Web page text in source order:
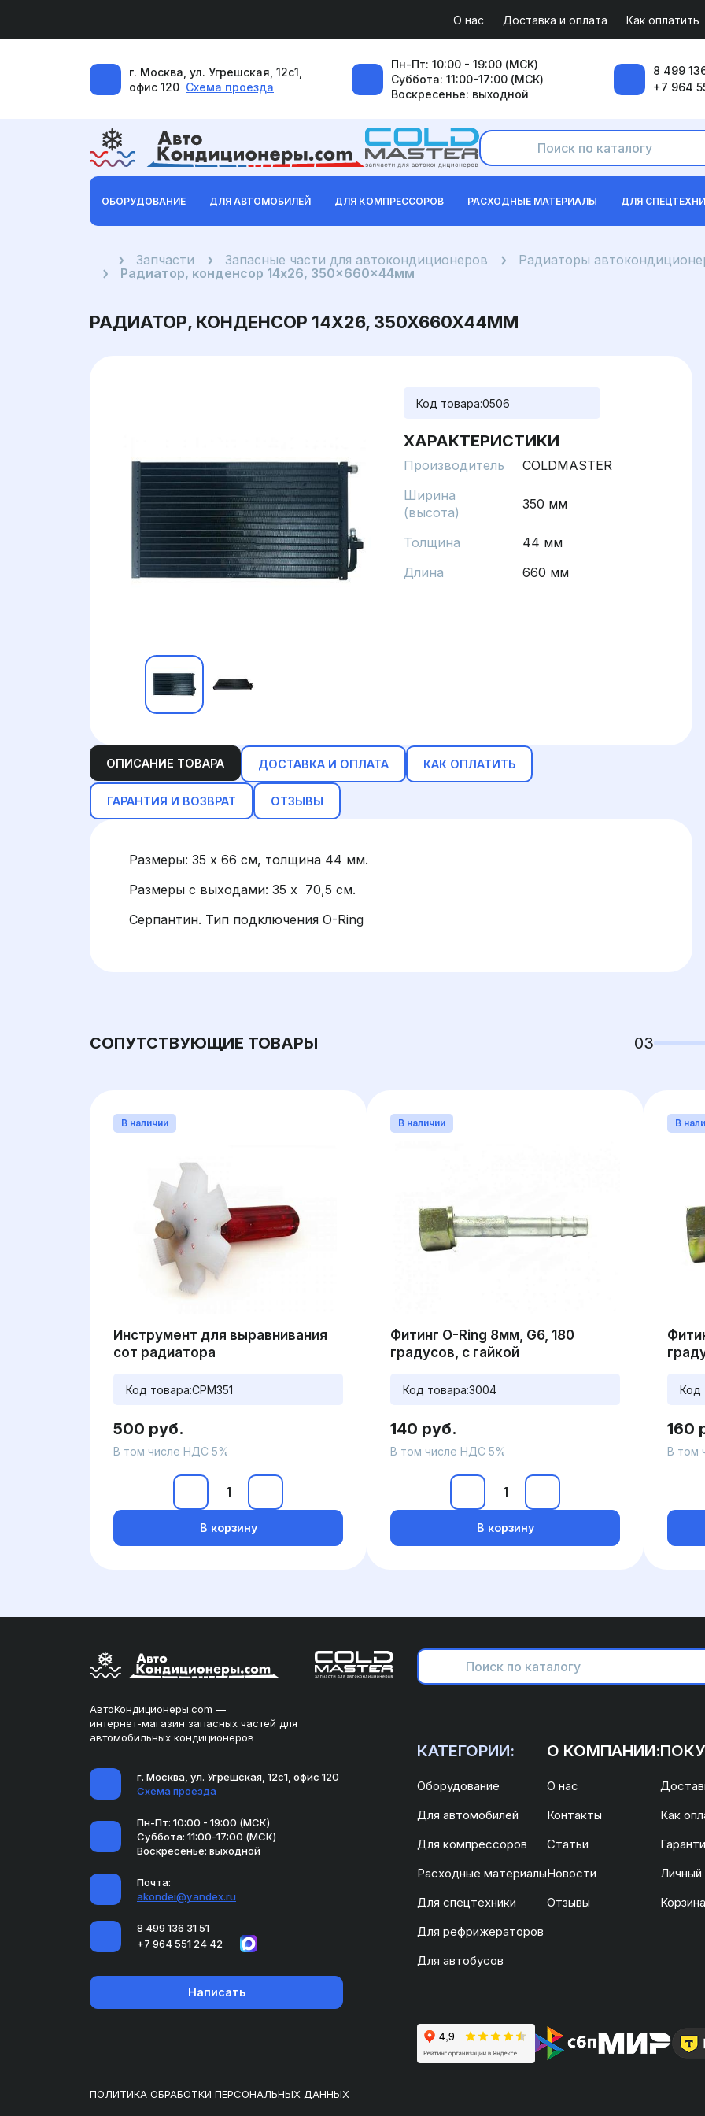
О нас Доставка и оплата Как оплатить
г. Москва, ул. Угрешская, 12с1,
офис 120 Схема проезда
Пн-Пт: 10:00 - 19:00 (МСК)
Суббота: 11:00-17:00 (МСК)
Воскресенье: выходной
8 499
+7 964
ОБОРУДОВАНИЕ ДЛЯ АВТОМОБИЛЕЙ ДЛЯ КОМПРЕССОРОВ РАСХОДНЫЕ МАТЕРИАЛЫ ДЛЯ
ГлавнаяЗапчасти Запасные части для автокондиционеров
Радиаторы
Радиатор, конденсор 14x26, 350x660x44мм
РАДИАТОР, КОНДЕНСОР 14X26, 350X660X44ММ
Код товара:0506
ХАРАКТЕРИСТИКИ
Производитель
COLDMASTER
Ширина
(высота)
350 мм
Толщина
44 мм
Длина
660 мм
ОПИСАНИЕ ТОВАРА ДОСТАВКА И ОПЛАТА КАК ОПЛАТИТЬ
ГАРАНТИЯ И ВОЗВРАТ ОТЗЫВЫ
Размеры: 35 х 66 см, толщина 44 мм.
Размеры с выходами: 35 х 70,5 см.
Серпантин. Тип подключения O-Ring
СОПУТСТВУЮЩИЕ ТОВАРЫ 03
В наличии
Инструмент для выравнивания
сот радиатора
Код товара:CPM351
500 руб.
В том числе НДС 5%
В корзину
В наличии
Фитинг O-Ring 8мм, G6, 180
градусов, с гайкой
Код товара:3004
140 руб.
В том числе НДС 5%
В корзину
В
Код
160
В том
АвтоКондиционеры.com —
интернет-магазин запасных частей для
автомобильных кондиционеров
г. Москва, ул. Угрешская, 12с1, офис 120
Схема проезда
Пн-Пт: 10:00 - 19:00 (МСК)
Суббота: 11:00-17:00 (МСК)
Воскресенье: выходной
Почта:
akondei@yandex.ru
8 499 136 31 51
+7 964 551 24 42
Написать
КАТЕГОРИИ:
Оборудование
Для автомобилей
Для компрессоров
Расходные материалы
Для спецтехники
Для рефрижераторов
Для автобусов
О КОМПАНИИ:
О нас
Контакты
Статьи
Новости
Отзывы
Как
Личный
Корзина
ПОЛИТИКА ОБРАБОТКИ ПЕРСОНАЛЬНЫХ ДАННЫХ